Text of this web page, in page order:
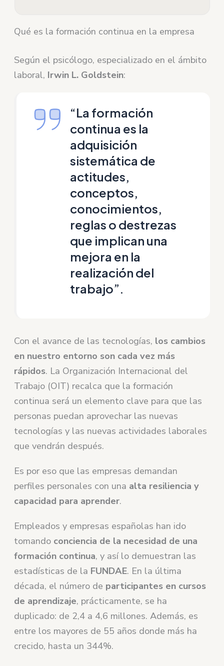
Qué es la formación continua en la empresa
Según el psicólogo, especializado en el ámbito
laboral, Irwin L. Goldstein:
“La formación
continua es la
adquisición
sistemática de
actitudes,
conceptos,
conocimientos,
reglas o destrezas
que implican una
mejora en la
realización del
trabajo”.
Con el avance de las tecnologías, los cambios
en nuestro entorno son cada vez más
rápidos. La Organización Internacional del
Trabajo (OIT) recalca que la formación
continua será un elemento clave para que las
personas puedan aprovechar las nuevas
tecnologías y las nuevas actividades laborales
que vendrán después.
Es por eso que las empresas demandan
perfiles personales con una alta resiliencia y
capacidad para aprender.
Empleados y empresas españolas han ido
tomando conciencia de la necesidad de una
formación continua, y así lo demuestran las
estadísticas de la FUNDAE. En la última
década, el número de participantes en cursos
de aprendizaje, prácticamente, se ha
duplicado: de 2,4 a 4,6 millones. Además, es
entre los mayores de 55 años donde más ha
crecido, hasta un 344%.